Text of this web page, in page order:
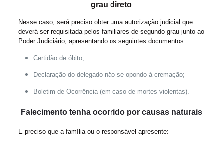
grau direto
Nesse caso, será preciso obter uma autorização judicial que
deverá ser requisitada pelos familiares de segundo grau junto ao
Poder Judiciário, apresentando os seguintes documentos:
Certidão de óbito;
Declaração do delegado não se opondo à cremação;
Boletim de Ocorrência (em caso de mortes violentas).
Falecimento tenha ocorrido por causas naturais
E preciso que a família ou o responsável apresente: